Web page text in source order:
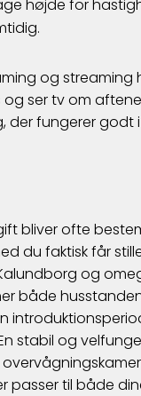
højde for
og
ser tv om
der fungerer
bliver ofte
du faktisk får
og
både
stabil og
passer til både